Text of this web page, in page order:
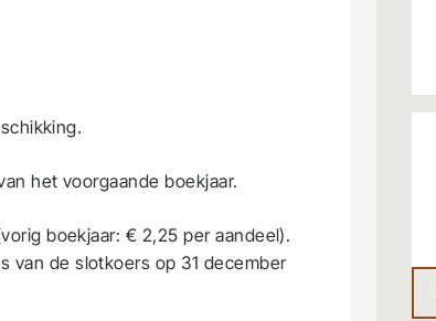
het voorgaande boekjaar.
boekjaar: € 2,25 per aandeel).
van de slotkoers op 31 december